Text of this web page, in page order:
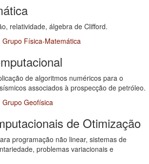
relatividade, álgebra de Clifford.
Grupo Física-Matemática
de algoritmos numéricos para o
associados à prospecção de petróleo.
Grupo Geofísica
de Otimização
programação não linear, sistemas de
problemas variacionais e